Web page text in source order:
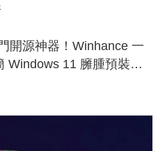
開源神器！Winhance 一
Windows 11 臃腫預裝軟